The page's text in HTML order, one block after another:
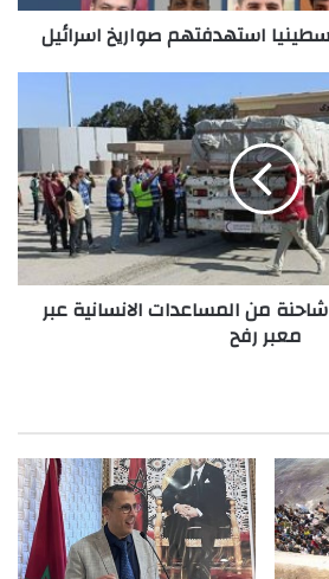
عاجل..دخول الآن 20 شاحنة من المساعدات الانسانية عبر
معبر رفح